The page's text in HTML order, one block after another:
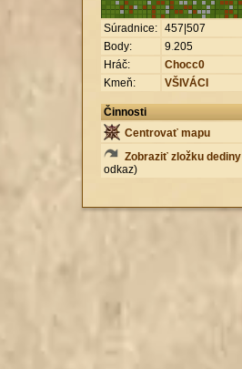
Súradnice: 457|507
Body:
9.205
Hráč:
Chocc0
Kmeň:
VŠIVÁCI
Činnosti
Centrovať mapu
Zobraziť zložku dediny
odkaz)